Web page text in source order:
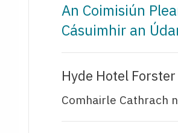
An Coimisiún
Cásuimhir an
Hyde Hotel
Comhairle Cathrach